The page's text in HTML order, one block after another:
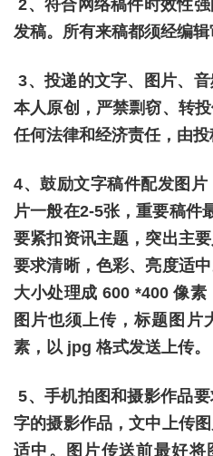
2、符合网络稿件时效性
发稿。所有来稿都须经编辑
3、投递的文字、图片、
本人原创，严禁剽窃、转
任何法律和经济责任，由投
4、鼓励文字稿件配发图
片一般在2-5张，重要稿件
要紧扣资讯主题，突出主
要求清晰，色彩、亮度适
大小处理成 600 *400 像
图片也须上传，标题图片
素，以 jpg 格式发送上传。
5、手机拍图和摄影作品
字的摄影作品，文中上传
适中。图片传送前最好将